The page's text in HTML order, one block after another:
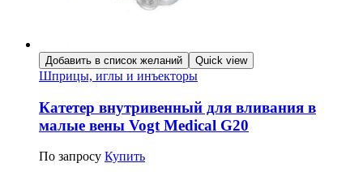
Добавить в список желаний Quick view
Шприцы, иглы и инъекторы
Катетер внутривенный для вливания в
малые вены Vogt Medical G20
По запросу Купить